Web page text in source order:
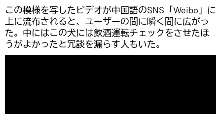
この模様を写したビデオが中国語のSNS「Weibo」に
上に流布されると、ユーザーの間に瞬く間に広がっ
た。中にはこの犬には飲酒運転チェックをさせたほ
うがよかったと冗談を漏らす人もいた。